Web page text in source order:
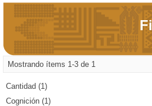
Mostrando ítems 1-3 de 1
Cantidad (1)
Cognición (1)